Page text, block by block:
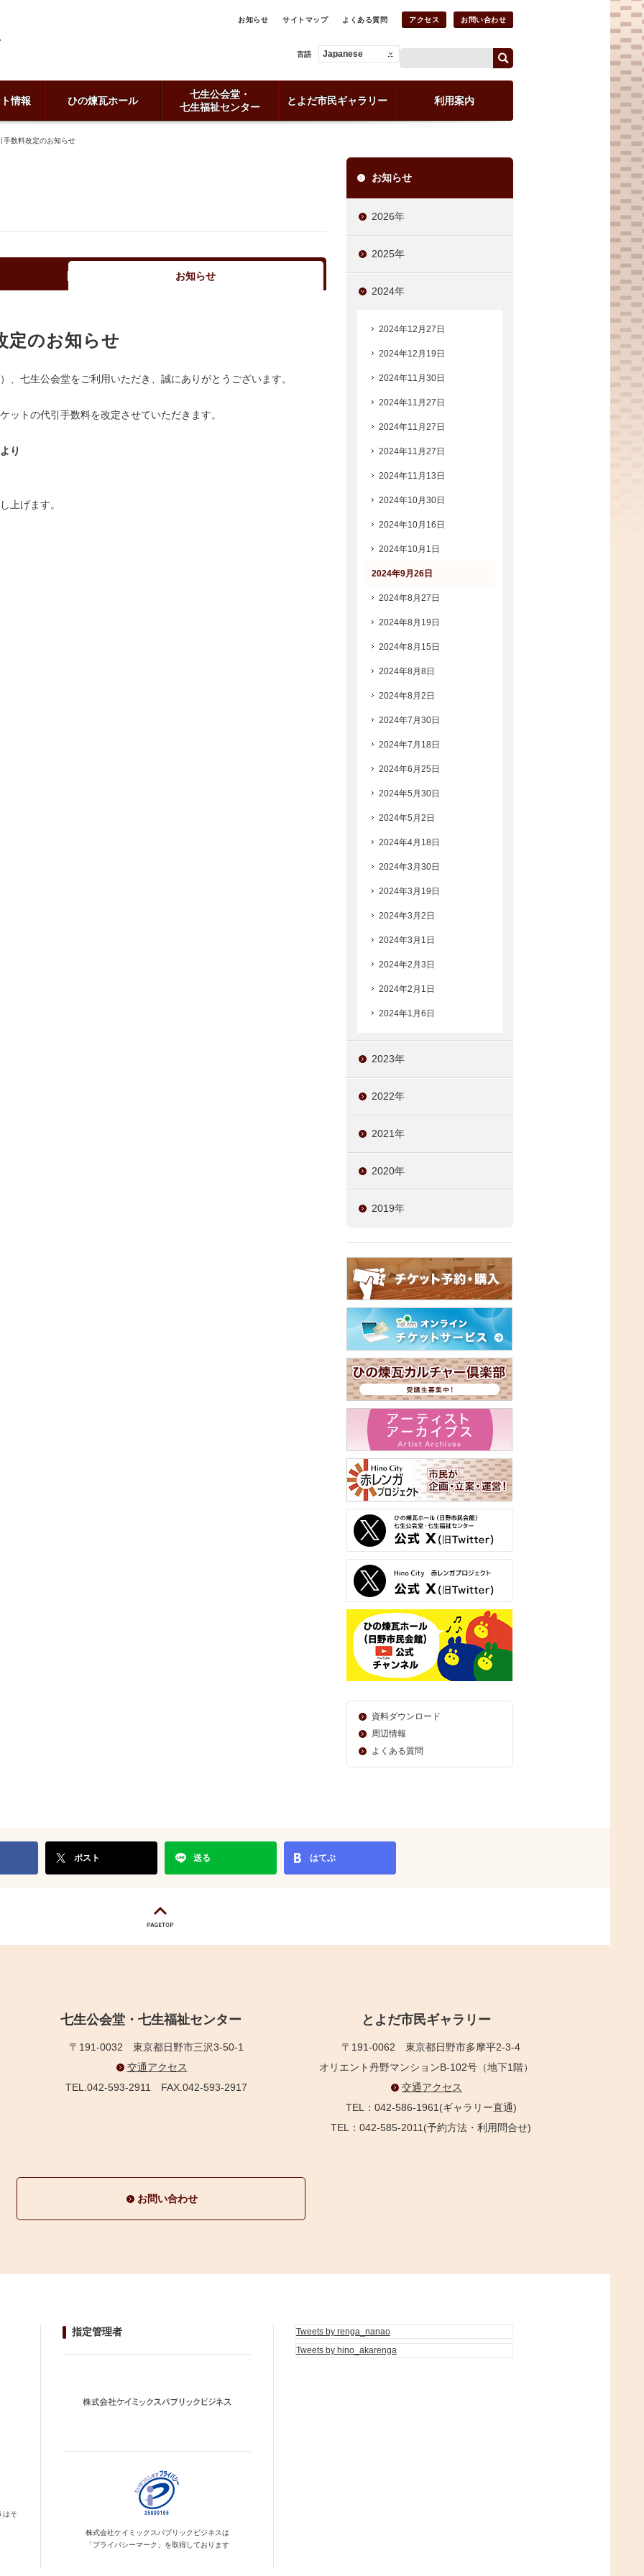
お知らせ サイトマップ よくある質問 アクセス お問い合わせ
言語 Japanese
情報 ひの煉瓦ホール
七生公会堂・
七生福祉センター
とよだ市民ギャラリー 利用案内
手数料改定のお知らせ
お知らせ
定のお知らせ
、七生公会堂をご利用いただき、誠にありがとうございます。
ットの代引手数料を改定させていただきます。
り
上げます。
お知らせ
2026年
2025年
2024年
2024年12月27日
2024年12月19日
2024年11月30日
2024年11月27日
2024年11月27日
2024年11月27日
2024年11月13日
2024年10月30日
2024年10月16日
2024年10月1日
2024年9月26日
2024年8月27日
2024年8月19日
2024年8月15日
2024年8月8日
2024年8月2日
2024年7月30日
2024年7月18日
2024年6月25日
2024年5月30日
2024年5月2日
2024年4月18日
2024年3月30日
2024年3月19日
2024年3月2日
2024年3月1日
2024年2月3日
2024年2月1日
2024年1月6日
2023年
2022年
2021年
2020年
2019年
資料ダウンロード
周辺情報
よくある質問
ポスト 送る はてぶ
七生公会堂・七生福祉センター
〒191-0032 東京都日野市三沢3-50-1
交通アクセス
TEL.042-593-2911 FAX.042-593-2917
とよだ市民ギャラリー
〒191-0062 東京都日野市多摩平2-3-4
オリエント丹野マンションB-102号（地下1階）
交通アクセス
TEL：042-586-1961(ギャラリー直通)
TEL：042-585-2011(予約方法・利用問合せ)
お問い合わせ
はそ
指定管理者
株式会社ケイミックス パブリックビジネスは
「プライバシーマーク」を取得しております
Tweets by renga_nanao
Tweets by hino_akarenga